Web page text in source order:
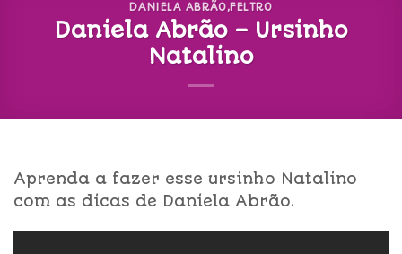
DANIELA ABRÃO,FELTRO
Daniela Abrão – Ursinho
Natalino
Aprenda a fazer esse ursinho Natalino
com as dicas de Daniela Abrão.